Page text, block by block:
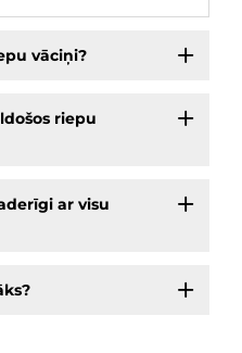
vāciņi?
riepu
ar visu